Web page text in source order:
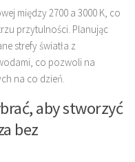
między 2700 a 3000 K, co
przytulności. Planując
strefy światła z
co pozwoli na
na co dzień.
aby stworzyć
bez